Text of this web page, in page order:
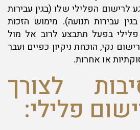
לרישום הפלילי שלו (בגין עבירות
עבירות תנועה). מימוש הזכות
פלילי בפעל תתבצע לרוב אל מול
נקי, הוכחת ניקיון כפיים ועבר
או אחרות.
לצורך
פלילי: